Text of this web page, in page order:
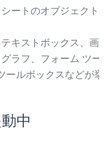
ートのオブジェクト
キストボックス、画
ラフ、フォーム ツー
ルボックスなどが挙
中